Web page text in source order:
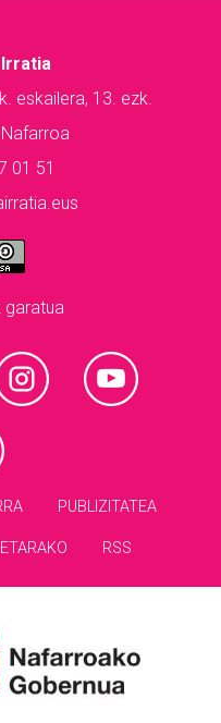
eskailera, 13. ezk.
01 51
garatua
PUBLIZITATEA
RSS